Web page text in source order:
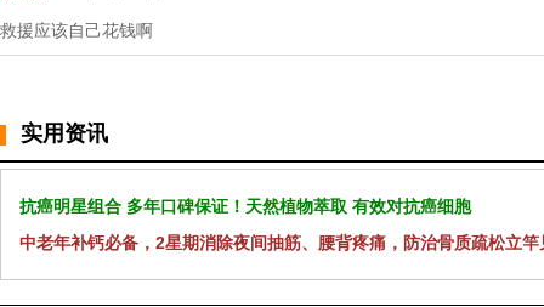
救援应该自己花钱啊
实用资讯
抗癌明星组合 多年口碑保证！天然植物萃取 有效对抗癌细胞
中老年补钙必备，2星期消除夜间抽筋、腰背疼痛，防治骨质疏松立竿